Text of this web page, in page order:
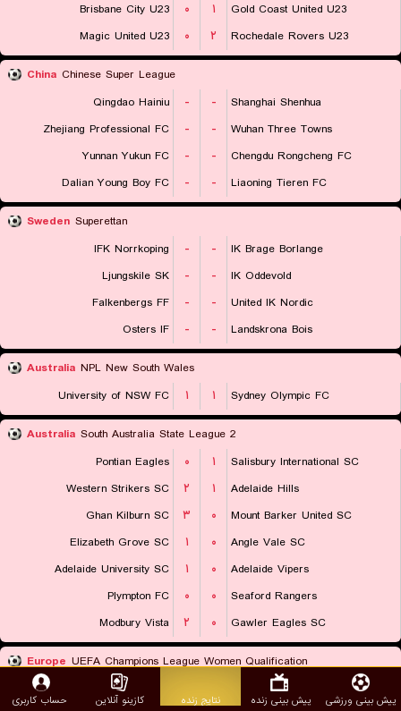
Brisbane City U23
۰ ۱
Gold Coast United U23
Magic United U23
۰ ۲ Rochedale Rovers U23
China Chinese Super League
Qingdao Hainiu
- -
Shanghai Shenhua
Zhejiang Professional FC
- -
Wuhan Three Towns
Yunnan Yukun FC
- -
Chengdu Rongcheng FC
Dalian Young Boy FC
- - Liaoning Tieren FC
Sweden Superettan
IFK Norrkoping
- -
IK Brage Borlange
Ljungskile SK
- -
IK Oddevold
Falkenbergs FF
- -
United IK Nordic
Osters IF
- - Landskrona Bois
Australia NPL New South Wales
University of NSW FC
۱ ۱ Sydney Olympic FC
Australia South Australia State League 2
Pontian Eagles
۰ ۱
Salisbury International SC
Western Strikers SC
۲ ۱
Adelaide Hills
Ghan Kilburn SC
۳ ۰
Mount Barker United SC
Elizabeth Grove SC
۱ ۰
Angle Vale SC
Adelaide University SC
۱ ۰
Adelaide Vipers
Plympton FC
۰ ۰
Seaford Rangers
Modbury Vista
۲ ۰ Gawler Eagles SC
Europe UEFA Champions League Women Qualification
PSV Eindhoven (W)
HJK Helsinki (W)
پیش بینی ورزشی پیش بینی زنده نتایج زنده کازینو آنلاین حساب کاربری